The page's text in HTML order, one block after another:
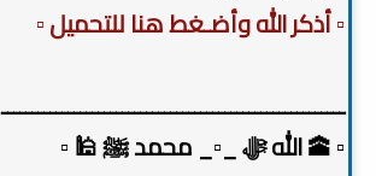
▫️ أذكر الله وأضـغط هنا للتحميل ▫️
ـــــــــــــــــــــــــــــــــــــــــــــــــــــــــ
▫️ 🕋 الله ﷻ _▫️_ محمد ﷺ 🕌 ▫️